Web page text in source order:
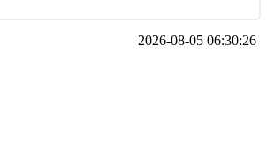
2026-08-05 06:30:26